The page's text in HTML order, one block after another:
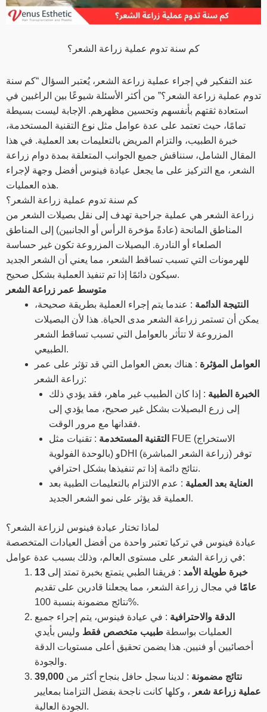
كم سنة تدوم عملية زراعة الشعر؟
عند التفكير في إجراء عملية زراعة الشعر، يُعتبر السؤال “كم سنة
تدوم عملية زراعة الشعر؟” من أكثر الأسئلة شيوعًا بين الراغبين في
استعادة ثقتهم بأنفسهم وتحسين مظهرهم. الإجابة ليست بسيطة
تمامًا، حيث تعتمد على عدة عوامل مثل نوع التقنية المستخدمة،
خبرة الطبيب، والتزام المريض بالتعليمات بعد العملية. في هذا
المقال الشامل، سنناقش جميع الجوانب المتعلقة بمدة دوام زراعة
الشعر، مع التركيز على ما يجعل عيادة فينوس أفضل وجهة لإجراء
هذه العمليات.
كم سنة تدوم عملية زراعة الشعر؟
زراعة الشعر هي عملية جراحية تهدف إلى نقل بصيلات الشعر من
المناطق المانحة (عادةً مؤخرة الرأس أو الجانبين) إلى المناطق
الصلعاء أو النادرة. البصيلات المزروعة تكون غير حساسة
للهرمونات التي تسبب تساقط الشعر، مما يعني أن الشعر الجديد
سيكون دائمًا إذا تم تنفيذ العملية بشكل صحيح.
متوسط عمر زراعة الشعر
النتيجة الدائمة : عندما يتم إجراء العملية بطريقة صحيحة،
يمكن أن تستمر زراعة الشعر مدى الحياة. هذا لأن البصيلات
المزروعة لا تتأثر بالعوامل التي تسبب تساقط الشعر
الطبيعي.
العوامل المؤثرة : هناك بعض العوامل التي قد تؤثر على عمر
زراعة الشعر:
الخبرة الطبية : إذا كان الطبيب غير ماهر، فقد يؤدي ذلك
إلى زرع البصيلات بشكل غير صحيح، مما يؤدي إلى
فقدانها مع مرور الوقت.
التقنية المستخدمة : تقنيات مثل FUE (الاستخراج
بالوحدة الفولوية) وDHI (زراعة الشعر المباشرة) توفر
نتائج دائمة إذا تم تنفيذها بشكل احترافي.
العناية بعد العملية : عدم الالتزام بالتعليمات الطبية بعد
العملية قد يؤثر على نمو الشعر الجديد.
لماذا تختار عيادة فينوس لزراعة الشعر؟
عيادة فينوس في تركيا تعتبر واحدة من أفضل العيادات المتخصصة
في زراعة الشعر على مستوى العالم، وذلك بسبب عدة عوامل:
خبرة طويلة الأمد : فريقنا الطبي يتمتع بخبرة تمتد إلى 13
عامًا في مجال زراعة الشعر، مما يجعلنا قادرين على تقديم
نتائج مضمونة بنسبة 100%.
الدقة والاحترافية : في عيادة فينوس، يتم إجراء جميع
العمليات بواسطة طبيب متخصص فقط وليس بأيدي
أخصائيين أو فنيين. هذا يضمن تحقيق أعلى مستويات الدقة
والجودة.
نتائج مضمونة : لدينا سجل حافل بنجاح أكثر من 39,000
عملية زراعة شعر ، وكلها كانت ناجحة بفضل التزامنا بمعايير
الجودة العالية.